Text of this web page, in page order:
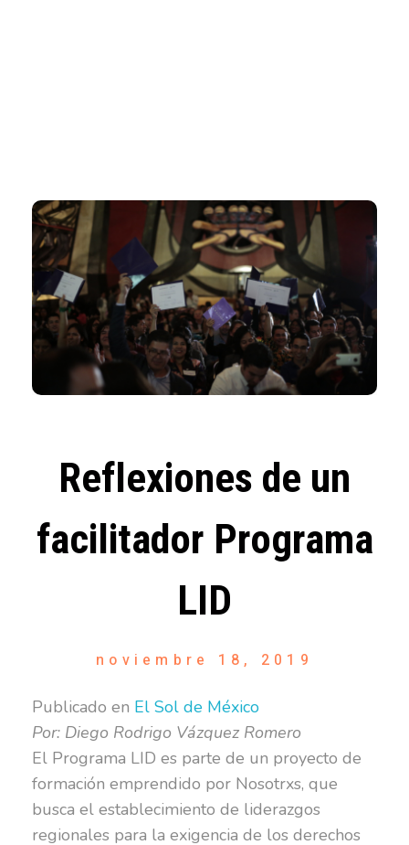
Reflexiones de un
facilitador Programa
LID
noviembre 18, 2019
Publicado en El Sol de México
Por: Diego Rodrigo Vázquez Romero
El Programa LID es parte de un proyecto de
formación emprendido por Nosotrxs, que
busca el establecimiento de liderazgos
regionales para la exigencia de los derechos